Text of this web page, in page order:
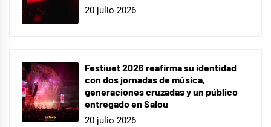
20 julio 2026
Festiuet 2026 reafirma su identidad
con dos jornadas de música,
generaciones cruzadas y un público
entregado en Salou
20 julio 2026